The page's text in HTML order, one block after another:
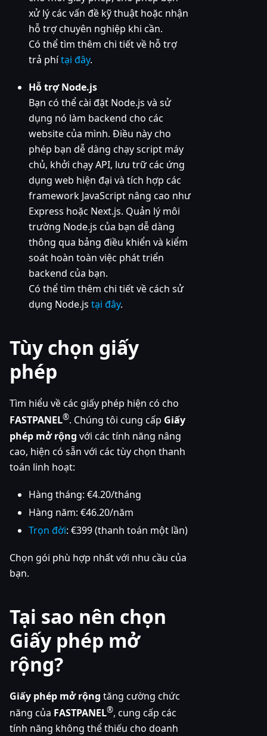
xử lý các vấn đề kỹ thuật hoặc nhận
hỗ trợ chuyên nghiệp khi cần.
Có thể tìm thêm chi tiết về hỗ trợ
trả phítại đây.
Hỗ trợ Node.js
Bạn có thể cài đặt Node.js và sử
dụng nó làm backend cho các
website của mình. Điều này cho
phép bạn dễ dàng chạy script máy
chủ, khởi chạy API, lưu trữ các ứng
dụng web hiện đại và tích hợp các
framework JavaScript nâng cao như
Express hoặc Next.js. Quản lý môi
trường Node.js của bạn dễ dàng
thông qua bảng điều khiển và kiểm
soát hoàn toàn việc phát triển
backend của bạn.
Có thể tìm thêm chi tiết về cách sử
dụng Node.js tại đây.
Tùy chọn giấy
phép
Tìm hiểu về các giấy phép hiện có cho
FASTPANEL®. Chúng tôi cung cấp Giấy
phép mở rộng với các tính năng nâng
cao, hiện có sẵn với các tùy chọn thanh
toán linh hoạt:
Hàng tháng: €4.20/tháng
Hàng năm: €46.20/năm
Trọn đời: €399 (thanh toán một lần)
Chọn gói phù hợp nhất với nhu cầu của
bạn.
Tại sao nên chọn
Giấy phép mở
rộng?
Giấy phép mở rộng tăng cường chức
năng của FASTPANEL®, cung cấp các
tính năng không thể thiếu cho doanh